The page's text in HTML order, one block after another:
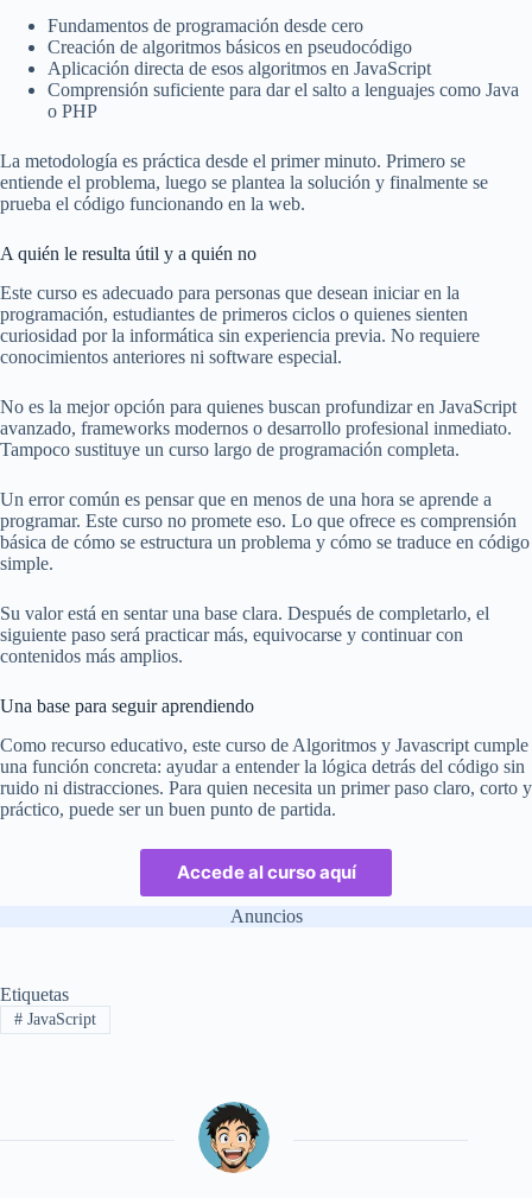
Fundamentos de programación desde cero
Creación de algoritmos básicos en pseudocódigo
Aplicación directa de esos algoritmos en JavaScript
Comprensión suficiente para dar el salto a lenguajes como Java
o PHP
La metodología es práctica desde el primer minuto. Primero se
entiende el problema, luego se plantea la solución y finalmente se
prueba el código funcionando en la web.
A quién le resulta útil y a quién no
Este curso es adecuado para personas que desean iniciar en la
programación, estudiantes de primeros ciclos o quienes sienten
curiosidad por la informática sin experiencia previa. No requiere
conocimientos anteriores ni software especial.
No es la mejor opción para quienes buscan profundizar en JavaScript
avanzado, frameworks modernos o desarrollo profesional inmediato.
Tampoco sustituye un curso largo de programación completa.
Un error común es pensar que en menos de una hora se aprende a
programar. Este curso no promete eso. Lo que ofrece es comprensión
básica de cómo se estructura un problema y cómo se traduce en código
simple.
Su valor está en sentar una base clara. Después de completarlo, el
siguiente paso será practicar más, equivocarse y continuar con
contenidos más amplios.
Una base para seguir aprendiendo
Como recurso educativo, este curso de Algoritmos y Javascript cumple
una función concreta: ayudar a entender la lógica detrás del código sin
ruido ni distracciones. Para quien necesita un primer paso claro, corto y
práctico, puede ser un buen punto de partida.
Accede al curso aquí
Anuncios
Etiquetas
#JavaScript